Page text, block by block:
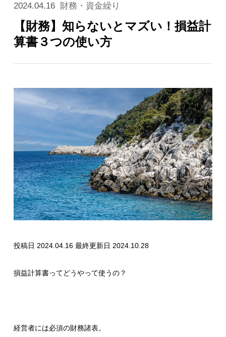
2024.04.16 財務・資金繰り
【財務】知らないとマズい！損益計
算書３つの使い方
投稿日 2024.04.16 最終更新日 2024.10.28
損益計算書ってどうやって使うの？
経営者には必須の財務諸表。